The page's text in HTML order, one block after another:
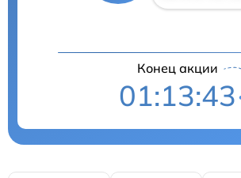
Конец акции
01:13:42